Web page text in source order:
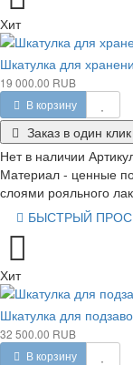
Хит
Шкатулка для
19 000.00 RUB
В корзину
Заказ в один клик
Нет в наличии
Материал - ценные
слоями рояльного
БЫСТРЫЙ
Хит
Шкатулка для
32 500.00 RUB
В корзину